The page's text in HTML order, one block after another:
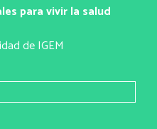
para vivir la salud
de IGEM